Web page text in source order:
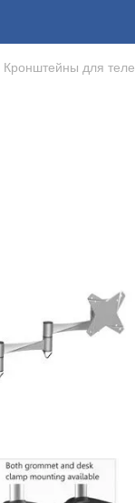
Кронштейны для